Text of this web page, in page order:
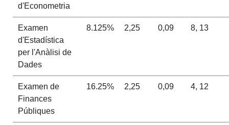
d'Econometria
Examen
d'Estadística
per l'Anàlisi de
Dades
8.125% 2,25 0,09 8, 13
Examen de
Finances
Públiques
16.25% 2,25 0,09 4, 12